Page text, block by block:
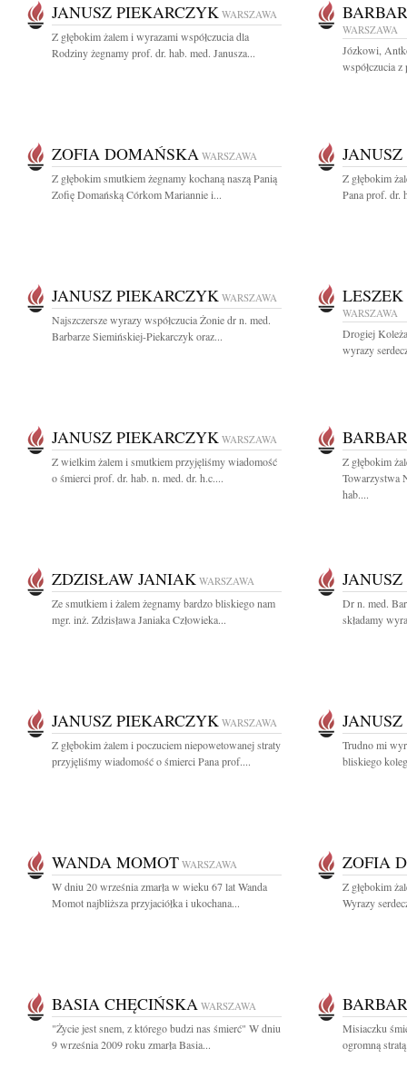
JANUSZ PIEKARCZYK WARSZAWA
Z głębokim żalem i wyrazami współczucia dla
Rodziny żegnamy prof. dr. hab. med. Janusza...
WARSZAWA
Józkowi,
współczucia
ZOFIA DOMAŃSKA WARSZAWA
Z głębokim smutkiem żegnamy kochaną naszą Panią
Zofię Domańską Córkom Mariannie i...
Z głębokim
Pana prof. dr.
JANUSZ PIEKARCZYK WARSZAWA
Najszczersze wyrazy współczucia Żonie dr n. med.
Barbarze Siemińskiej-Piekarczyk oraz...
WARSZAWA
Drogiej
wyrazy
JANUSZ PIEKARCZYK WARSZAWA
Z wielkim żalem i smutkiem przyjęliśmy wiadomość
o śmierci prof. dr. hab. n. med. dr. h.c....
Z głębokim
Towarzystwa
hab....
ZDZISŁAW JANIAK WARSZAWA
Ze smutkiem i żalem żegnamy bardzo bliskiego nam
mgr. inż. Zdzisława Janiaka Człowieka...
Dr n. med.
składamy
JANUSZ PIEKARCZYK WARSZAWA
Z głębokim żalem i poczuciem niepowetowanej straty
przyjęliśmy wiadomość o śmierci Pana prof....
Trudno mi
bliskiego
WANDA MOMOT WARSZAWA
W dniu 20 września zmarła w wieku 67 lat Wanda
Momot najbliższa przyjaciółka i ukochana...
ZOFIA
Z głębokim
Wyrazy
BASIA CHĘCIŃSKA WARSZAWA
"Życie jest snem, z którego budzi nas śmierć" W dniu
9 września 2009 roku zmarła Basia...
Misiaczku
ogromną